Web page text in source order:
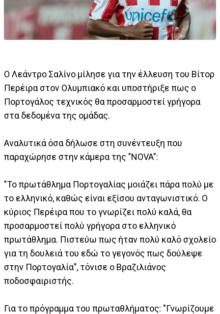
Ο Λεάντρο Σαλίνο μίλησε για την έλλευση του Βίτορ
Περέιρα στον Ολυμπιακό και υποστήριξε πως ο
Πορτογάλος τεχνικός θα προσαρμοστεί γρήγορα
στα δεδομένα της ομάδας.
Αναλυτικά όσα δήλωσε στη συνέντευξη που
παραχώρησε στην κάμερα της "NOVA":
"Το πρωτάθλημα Πορτογαλίας μοιάζει πάρα πολύ με
το ελληνικό, καθώς είναι εξίσου ανταγωνιστικό. Ο
κύριος Περέιρα που το γνωρίζει πολύ καλά, θα
προσαρμοστεί πολύ γρήγορα στο ελληνικό
πρωτάθλημα. Πιστεύω πως ήταν πολύ καλό σχολείο
για τη δουλειά του εδώ το γεγονός πως δούλεψε
στην Πορτογαλία", τόνισε ο Βραζιλιάνος
ποδοσφαιριστής.
Για το πρόγραμμα του πρωταθλήματος: "Γνωρίζουμε